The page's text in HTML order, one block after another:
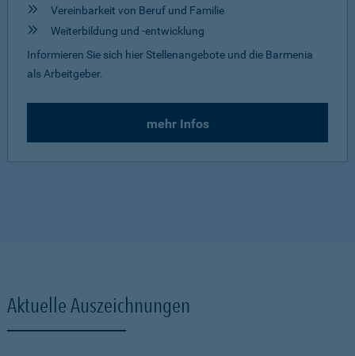
Vereinbarkeit von Beruf und Familie
Weiterbildung und -entwicklung
Informieren Sie sich hier Stellenangebote und die Barmenia
als Arbeitgeber.
mehr Infos
Aktuelle Auszeichnungen